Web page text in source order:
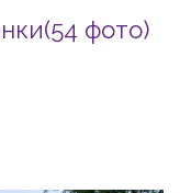
фото)